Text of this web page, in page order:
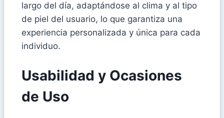
largo del día, adaptándose al clima y al tipo
de piel del usuario, lo que garantiza una
experiencia personalizada y única para cada
individuo.
Usabilidad y Ocasiones
de Uso